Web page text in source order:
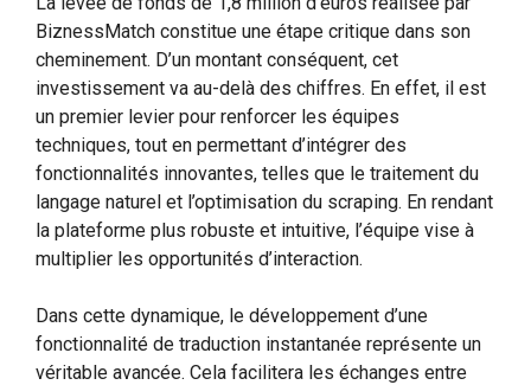
BiznessMatch constitue une étape critique dans son
cheminement. D’un montant conséquent, cet
investissement va au-delà des chiffres. En effet, il est
un premier levier pour renforcer les équipes
techniques, tout en permettant d’intégrer des
fonctionnalités innovantes, telles que le traitement du
langage naturel et l’optimisation du scraping. En rendant
la plateforme plus robuste et intuitive, l’équipe vise à
multiplier les opportunités d’interaction.
Dans cette dynamique, le développement d’une
fonctionnalité de traduction instantanée représente un
véritable avancée. Cela facilitera les échanges entre